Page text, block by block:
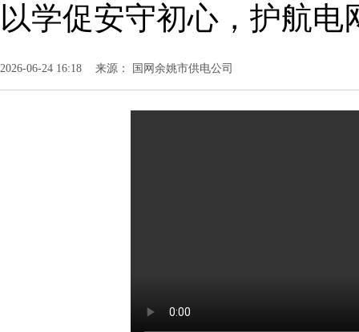
以学促安守初心，护航电
2026-06-24 16:18 来源： 国网余姚市供电公司